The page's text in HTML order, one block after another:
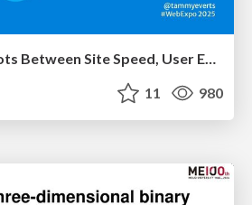
Connecting the Dots Between Site Speed, User Experience & Your Business [WebExpo 2025]
11 980